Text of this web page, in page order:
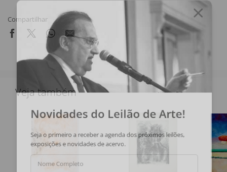
Compartilhar
Veja também
Novidades do Leilão de Arte!
Seja o primeiro a receber a agenda dos próximos leilões,
exposições e novidades de acervo.
Nome Completo